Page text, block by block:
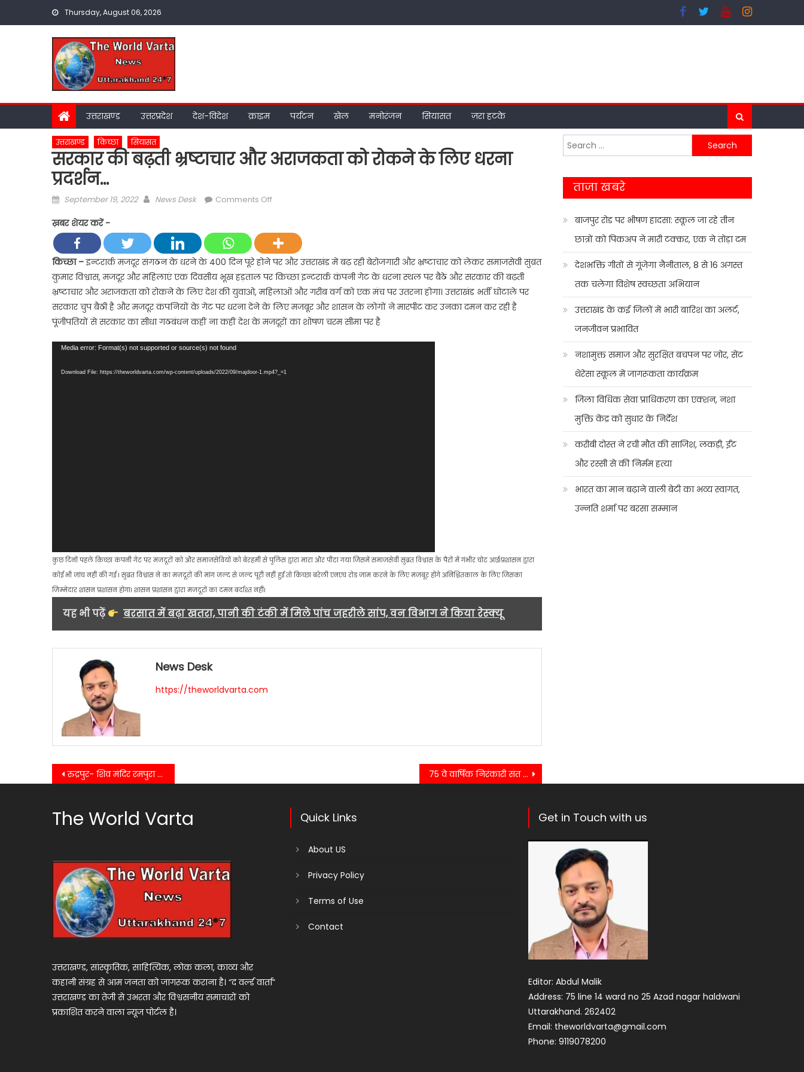
Thursday, August 06, 2026
उत्तराखण्ड उत्तरप्रदेश देश-विदेश क्राइम पर्यटन खेल मनोरंजन सियासत ज़रा हटके
उत्तराखण्ड किच्छा सियासत
सरकार की बढ़ती भ्रष्टाचार और अराजकता को रोकने के लिए धरना
प्रदर्शन…
Posted
September 19, 2022 Author
News Desk Comments Offon
बढ़ती
भ्रष्टाचार
और
अराजकता
को
रोकने
के
ख़बर शेयर करें -
किच्छा –इन्टरार्क मजदूर संगठन के धरने के 400 दिन पूरे होने पर और उत्तराखंड में बढ़ रही बेरोजगारी और भ्रष्टाचार को लेकर समाजसेवी सुब्रत
कुमार विश्वास, मजदूर और महिलाएं एक दिवसीय भूख हड़ताल पर किच्छा इन्टरार्क कंपनी गेट के धरना स्थल पर बैठे और सरकार की बढ़ती
भ्रष्टाचार और अराजकता को रोकने के लिए देश की युवाओ, महिलाओं और गरीब वर्ग को एक मंच पर उतरना होगा। उत्तराखंड भर्ती घोटाले पर
सरकार चुप बैठी है और मजदूर कंपनियों के गेट पर धरना देने के लिए मजबूर और शासन के लोगों ने मारपीट कर उनका दमन कर रही है
पूंजीपतियों से सरकार का सीधा गठबंधन कहीं ना कहीं देश के मजदूरों का शोषण चरम सीमा पर है
Video
Media error: Format(s) not supported or source(s) not found
Download File: https://theworldvarta.com/wp-content/uploads/2022/09/majdoor-1.mp4?_=1
कुछ दिनों पहले किच्छा कंपनी गेट पर मजदूरों को और समाजसेवियों को बेरहमी से पुलिस द्वारा मारा और पीटा गया जिसमें समाजसेवी सुब्रत विश्वास के पैरों में गंभीर चोट आई।प्रशासन द्वारा
कोई भी जांच नहीं की गई । सुब्रत विश्वास ने का मजदूरों की मांग जल्द से जल्द पूरी नहीं हुई तो किच्छा बरेली एनएच रोड जाम करने के लिए मजबूर होंगे अनिश्चितकाल के लिए जिसका
जिम्मेदार शासन प्रशासन होगा। शासन प्रशासन द्वारा मजदूरों का दमन बर्दाश्त नहीं।
यह भी पढ़ें बरसात में बढ़ा खतरा, पानी की टंकी में मिले पांच जहरीले सांप, वन विभाग ने किया रेस्क्यू
News Desk
https://theworldvarta.com
Post
रुद्रपुर- शिव मंदिर रमपुरा में आयोजित रामलीला का दीप प्रज्वलित कर आयोजित कार्यक्रमों का किया उद्घाटन…. 75 वे वार्षिक निरंकारी संत समागम का शुभारंभ, श्रद्धालु भक्त हुए सम्मिलित…
Search
for:
ताजा खबरे
बाजपुर रोड पर भीषण हादसा: स्कूल जा रहे तीन
छात्रों को पिकअप ने मारी टक्कर, एक ने तोड़ा दम
देशभक्ति गीतों से गूंजेगा नैनीताल, 8 से 16 अगस्त
तक चलेगा विशेष स्वच्छता अभियान
उत्तराखंड के कई जिलों में भारी बारिश का अलर्ट,
जनजीवन प्रभावित
नशामुक्त समाज और सुरक्षित बचपन पर जोर, सेंट
थेरेसा स्कूल में जागरूकता कार्यक्रम
जिला विधिक सेवा प्राधिकरण का एक्शन, नशा
मुक्ति केंद्र को सुधार के निर्देश
करीबी दोस्त ने रची मौत की साजिश, लकड़ी, ईंट
और रस्सी से की निर्मम हत्या
भारत का मान बढ़ाने वाली बेटी का भव्य स्वागत,
उन्नति शर्मा पर बरसा सम्मान
The World Varta
उत्तराखण्ड, सांस्कृतिक, साहित्यिक, लोक कला, काव्य और
कहानी संग्रह से आम जनता को जागरूक कराना है। “द वर्ल्ड वार्ता”
उत्तराखण्ड का तेजी से उभरता और विश्वसनीय समाचारों को
प्रकाशित करने वाला न्यूज पोर्टल है।
Quick Links
About US
Privacy Policy
Terms of Use
Contact
Get in Touch with us
Editor: Abdul Malik
Address: 75 line 14 ward no 25 Azad nagar haldwani
Uttarakhand. 262402
Email: theworldvarta@gmail.com
Phone: 9119078200